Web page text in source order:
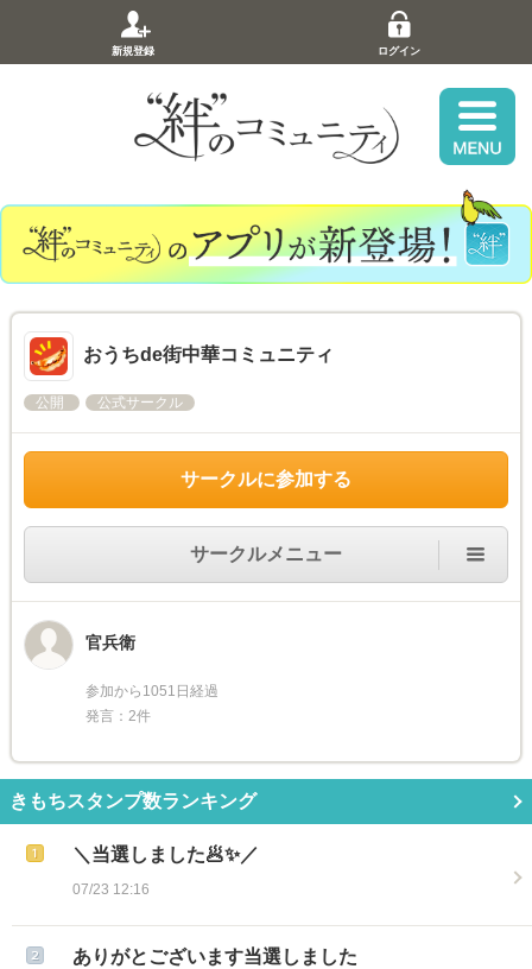
新規登録 ログイン
おうちde街中華コミュニティ
公開 公式サークル
サークルに参加する
サークルメニュー
官兵衛
参加から1051日経過
発言：2件
きもちスタンプ数ランキング
＼当選しました🥟✨／
07/23 12:16
ありがとございます当選しました